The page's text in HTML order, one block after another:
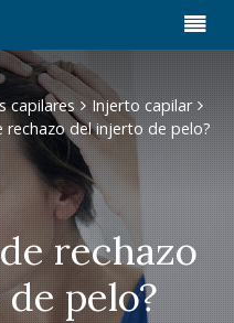
capilares
Injerto capilar
rechazo del injerto de pelo?
rechazo
pelo?